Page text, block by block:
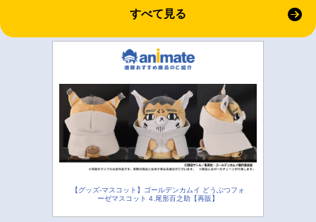
すべて見る
【グッズ-マスコット】ゴールデンカムイ どうぶつフォ
ーゼマスコット 4.尾形百之助【再販】